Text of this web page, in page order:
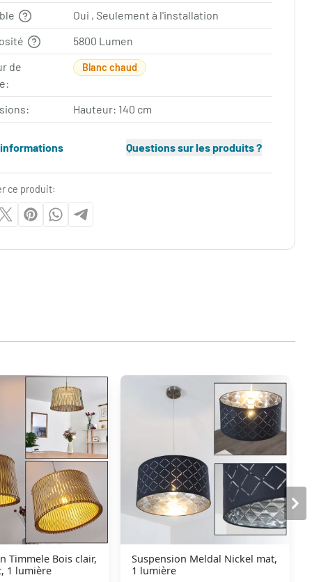
Oui , Seulement à l'installation
5800 Lumen
de
Blanc chaud
Hauteur: 140 cm
Questions sur les produits ?
ce produit:
Timmele Bois clair,
1 lumière
Suspension Meldal Nickel mat,
1 lumière